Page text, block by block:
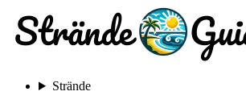
Strände